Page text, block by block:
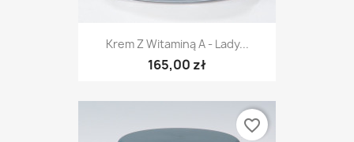
Krem Z Witaminą A - Lady...
165,00 zł
favorite_border